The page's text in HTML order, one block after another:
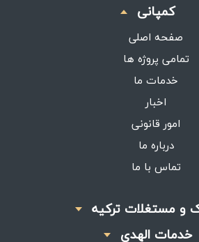
کمپانی
صفحه اصلی
تمامی پروژه ها
خدمات ما
اخبار
امور قانونی
درباره ما
تماس با ما
و مستغلات ترکیه
خدمات الهدی